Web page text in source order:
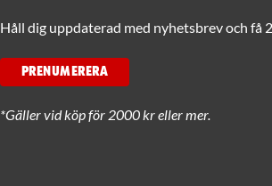
Håll dig uppdaterad med nyhetsbrev och få
PRENUMERERA
*Gäller vid köp för 2000 kr eller mer.